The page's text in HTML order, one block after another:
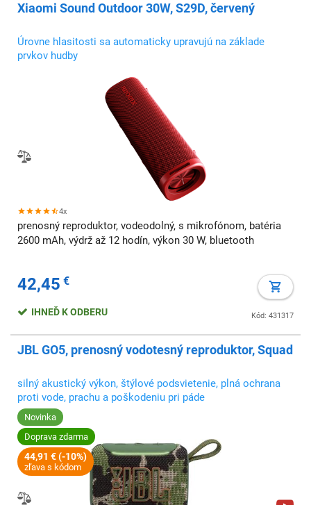
Xiaomi Sound Outdoor 30W, S29D, červený
Úrovne hlasitosti sa automaticky upravujú na základe
prvkov hudby
4x
prenosný reproduktor, vodeodolný, s mikrofónom, batéria
2600 mAh, výdrž až 12 hodín, výkon 30 W, bluetooth
42,45 €
Kód: 431317
IHNEĎ K ODBERU
JBL GO5, prenosný vodotesný reproduktor, Squad
silný akustický výkon, štýlové podsvietenie, plná ochrana
proti vode, prachu a poškodeniu pri páde
Novinka
Doprava zdarma
44,91 € (-10%)
zľava s kódom